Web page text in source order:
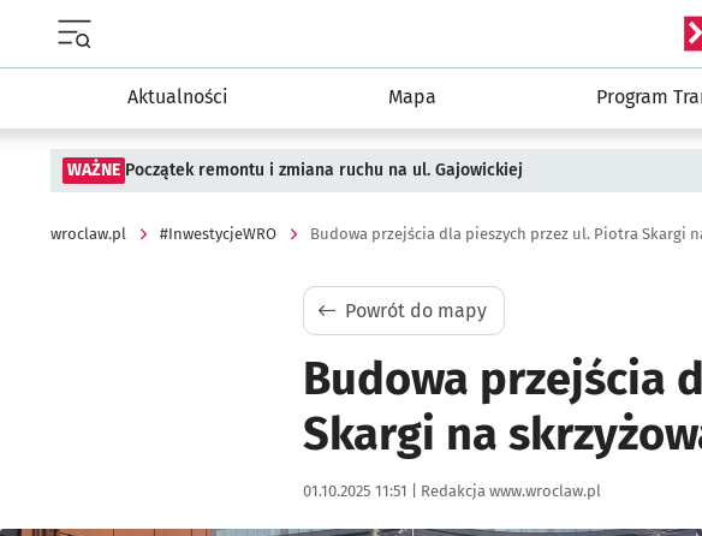
Aktualności Mapa Program
WAŻNE Początek remontu i zmiana ruchu na ul. Gajowickiej
wroclaw.pl #InwestycjeWRO
Powrót do mapy
Budowa przejścia
Skargi na
Data publikacji:
01.10.2025 11:51 | Autor:
Redakcja www.wroclaw.pl